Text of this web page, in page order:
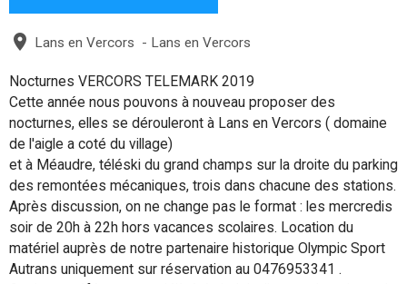
Lans en Vercors - Lans en Vercors
Nocturnes VERCORS TELEMARK 2019
Cette année nous pouvons à nouveau proposer des
nocturnes, elles se dérouleront à Lans en Vercors ( domaine
de l'aigle a coté du village)
et à Méaudre, téléski du grand champs sur la droite du parking
des remontées mécaniques, trois dans chacune des stations.
Après discussion, on ne change pas le format : les mercredis
soir de 20h à 22h hors vacances scolaires. Location du
matériel auprès de notre partenaire historique Olympic Sport
Autrans uniquement sur réservation au 0476953341 .